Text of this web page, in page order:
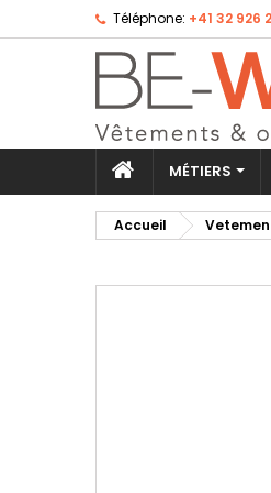
Téléphone: +41 32 926
MÉTIERS
Accueil